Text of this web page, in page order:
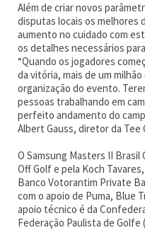
Além de criar novos
disputas locais os melhores
aumento no cuidado com
os detalhes necessários
“Quando os jogadores
da vitória, mais de um
organização do evento.
pessoas trabalhando em
perfeito andamento do
Albert Gauss, diretor da Tee
O Samsung Masters II Brasil
Off Golf e pela Koch
Banco Votorantim Private
com o apoio de Puma, Blue
apoio técnico é da
Federação Paulista de Golfe